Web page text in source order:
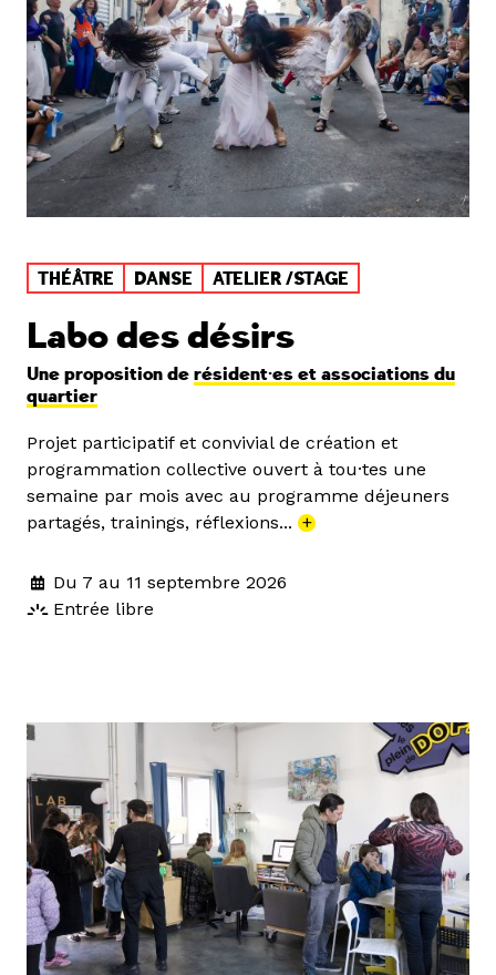
THÉÂTRE DANSE ATELIER /STAGE
Labo des désirs
Une proposition de résident·es et associations du
quartier
Projet participatif et convivial de création et
programmation collective ouvert à tou·tes une
semaine par mois avec au programme déjeuners
partagés, trainings, réflexions... +
Du 7 au 11 septembre 2026
Entrée libre